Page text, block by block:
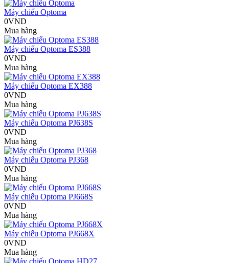
Máy chiếu Optoma
0VND
Mua hàng
Máy chiếu Optoma ES388
0VND
Mua hàng
Máy chiếu Optoma EX388
0VND
Mua hàng
Máy chiếu Optoma PJ638S
0VND
Mua hàng
Máy chiếu Optoma PJ368
0VND
Mua hàng
Máy chiếu Optoma PJ668S
0VND
Mua hàng
Máy chiếu Optoma PJ668X
0VND
Mua hàng